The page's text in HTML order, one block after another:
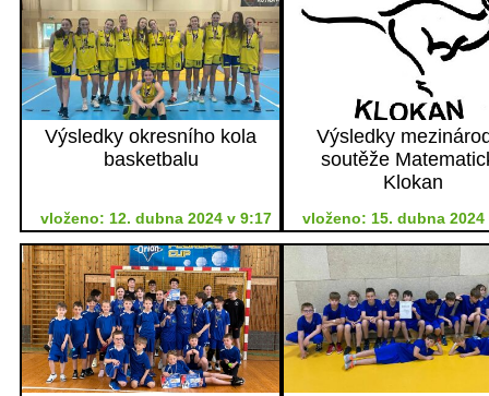
Výsledky okresního kola
basketbalu
vloženo: 12. dubna 2024 v 9:17
Výsledky
soutěže
Klokan
vloženo: 15. dubna 2024